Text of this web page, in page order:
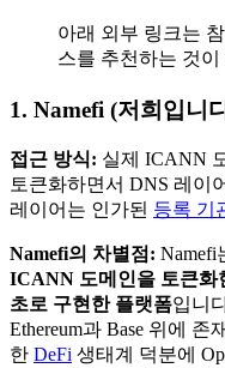
아래 외부 링크는
스를 추천하는 것이
1. Namefi (저희입니
접근 방식: 실제 ICANN
토큰화하면서 DNS 레이
레이어는 인가된 등록 기
Namefi의 차별점: Namefi
ICANN 도메인을 토큰화
초로 구현한 플랫폼입니
Ethereum과 Base 위에 존
한 DeFi 생태계 덕분에